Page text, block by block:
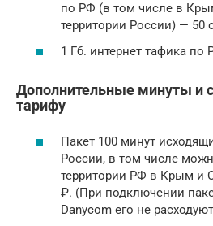
по РФ (в том числе в
территории России) — 50
1 Гб. интернет тафика по
Дополнительные минуты и
тарифу
Пакет 100 минут
России, в том числе
территории РФ в Крым и
₽. (При подключении
Danycom его не